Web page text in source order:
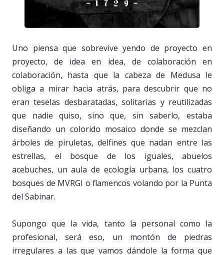
Uno piensa que sobrevive yendo de proyecto en
proyecto, de idea en idea, de colaboración en
colaboración, hasta que la cabeza de Medusa le
obliga a mirar hacia atrás, para descubrir que no
eran teselas desbaratadas, solitarias y reutilizadas
que nadie quiso, sino que, sin saberlo, estaba
diseñando un colorido mosaico donde se mezclan
árboles de piruletas, delfines que nadan entre las
estrellas, el bosque de los iguales, abuelos
acebuches, un aula de ecología urbana, los cuatro
bosques de MVRGI o flamencos volando por la Punta
del Sabinar.
Supongo que la vida, tanto la personal como la
profesional, será eso, un montón de piedras
irregulares a las que vamos dándole la forma que